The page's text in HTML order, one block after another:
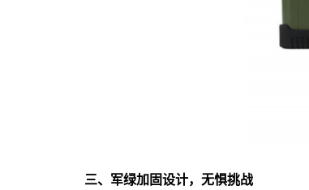
三、军绿加固设计，无惧挑战